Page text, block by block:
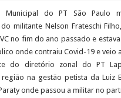
2026 abre inscrições para
na caixa dentro da geladeira
de apoio à aprendizagem usadas por
da Primeira Infância
de bairros apresentam demandas de
Municipal do PT São Paulo
militante Nelson Frateschi
no fim do ano passado e
onde contraiu Covid-19 e veio
do diretório zonal do PT
na gestão petista da Luiz
onde passou a militar no